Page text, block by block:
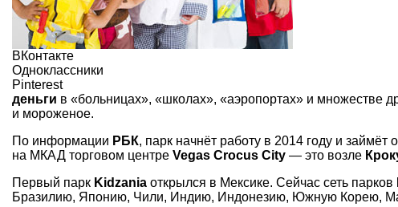
ВКонтакте
Одноклассники
Pinterest
деньги в «больницах», «школах», «аэропортах» и множестве
и мороженое.
По информации РБК, парк начнёт работу в 2014 году и
на МКАД торговом центре Vegas Crocus City — это возле
Первый парк Kidzania открылся в Мексике. Сейчас сеть парков
Бразилию, Японию, Чили, Индию, Индонезию, Южную Корею,